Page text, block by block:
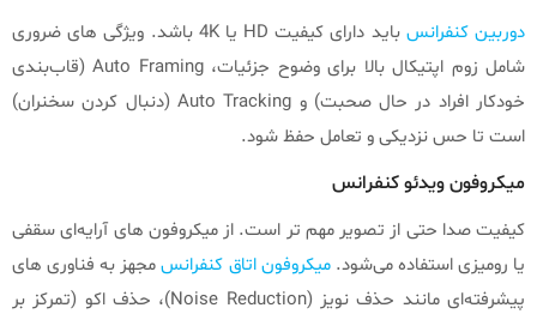
دوربین کنفرانس
باید دارای کیفیت HD یا 4K باشد. ویژگی‌ های ضروری
شامل زوم اپتیکال بالا برای وضوح جزئیات، Auto Framing (قاب‌بندی
خودکار افراد در حال صحبت) و Auto Tracking (دنبال کردن سخنران)
است تا حس نزدیکی و تعامل حفظ شود.
میکروفون ویدئو کنفرانس
کیفیت صدا حتی از تصویر مهم‌ تر است. از میکروفون‌ های آرایه‌ای سقفی
یا رومیزی استفاده می‌شود.میکروفون‌ اتاق کنفرانسمجهز به فناوری‌ های
پیشرفته‌ای مانند حذف نویز (Noise Reduction)، حذف اکو (تمرکز بر